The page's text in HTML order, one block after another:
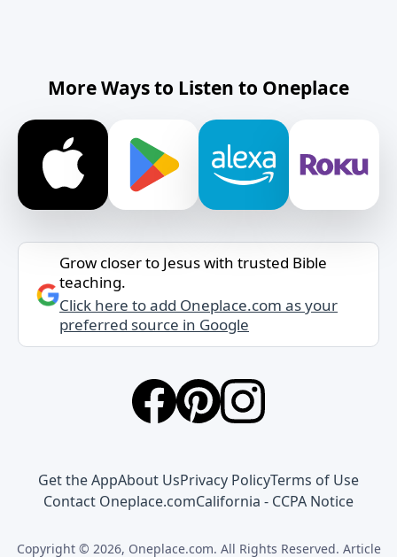
More Ways to Listen to Oneplace
Grow closer to Jesus with trusted Bible
teaching.
Click here to add Oneplace.com as your
preferred source in Google
Get the AppAbout UsPrivacy PolicyTerms of Use
Contact Oneplace.comCalifornia - CCPA Notice
Copyright © 2026, Oneplace.com. All Rights Reserved. Article